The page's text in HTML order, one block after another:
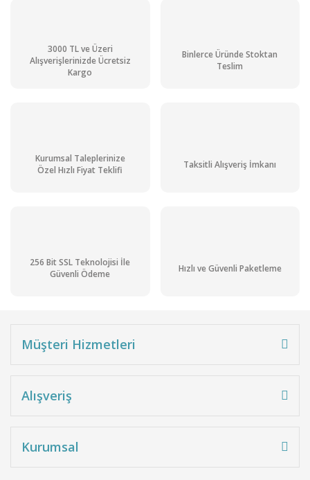
3000 TL ve Üzeri
Alışverişlerinizde Ücretsiz
Kargo
Binlerce Üründe Stoktan
Teslim
Kurumsal Taleplerinize
Özel Hızlı Fiyat Teklifi
Taksitli Alışveriş İmkanı
256 Bit SSL Teknolojisi İle
Güvenli Ödeme
Hızlı ve Güvenli Paketleme
Müşteri Hizmetleri
Alışveriş
Kurumsal